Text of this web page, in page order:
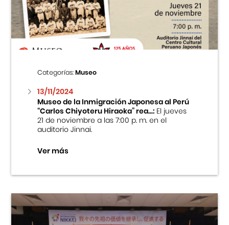
Centro Cultural Peruano Japonés
Cursos
Museo de la Inmigración Japonesa
Fondo Editorial
Teatro Peruano Japonés
Categorías:Museo
13/11/2024
Museo de la Inmigración Japonesa al Perú
“Carlos Chiyoteru Hiraoka” rea...:El jueves
21 de noviembre a las 7:00 p. m. en el
auditorio Jinnai.
Ver más